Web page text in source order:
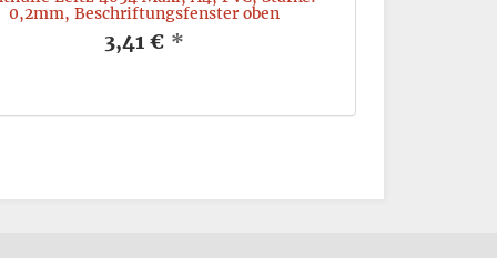
0,2mm, Beschriftungsfenster oben
3,41 € *